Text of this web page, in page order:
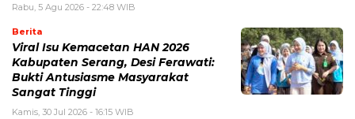
Rabu, 5 Agu 2026 - 22:48 WIB
Berita
Viral Isu Kemacetan HAN 2026
Kabupaten Serang, Desi Ferawati:
Bukti Antusiasme Masyarakat
Sangat Tinggi
Kamis, 30 Jul 2026 - 16:15 WIB